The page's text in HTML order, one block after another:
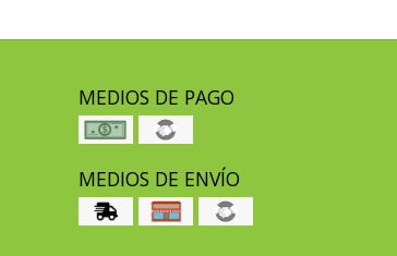
MEDIOS DE PAGO
MEDIOS DE ENVÍO